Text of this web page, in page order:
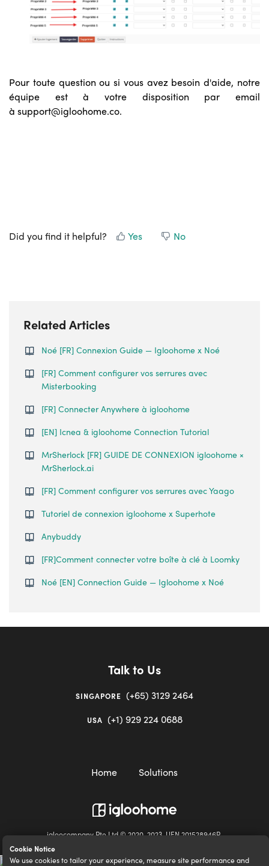
Cookie Notice
We use cookies to tailor your experience, measure site performance and
Pour toute question ou si vous avez besoin d'aide, notre
équipe est à votre disposition par email
à support@igloohome.co.
Did you find it helpful? Yes No
Related Articles
Noé [FR] Connexion Guide — Igloohome x Noé
[FR] Comment configurer vos serrures avec
Misterbooking
[FR] Connecter Anywhere à igloohome
[EN] Icnea & igloohome Connection Tutorial
MrSherlock [FR] GUIDE DE CONNEXION igloohome ×
MrSherlock.ai
[FR] Comment configurer vos serrures avec Yaago
Tutoriel de connexion igloohome x Superhote
Anybuddy
[FR]Comment connecter votre boîte à clé à Loomky
Noé [EN] Connection Guide — Igloohome x Noé
Talk to Us
SINGAPORE (+65) 3129 2464
USA (+1) 929 224 0688
Home Solutions
igloocompany Pte Ltd © 2020-2023. UEN 201528946R.